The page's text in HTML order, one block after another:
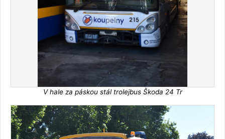
V hale za páskou stál trolejbus Škoda 24 Tr